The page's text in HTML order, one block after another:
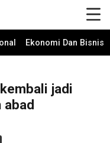
Ekonomi Dan Bisnis
jadi
abad